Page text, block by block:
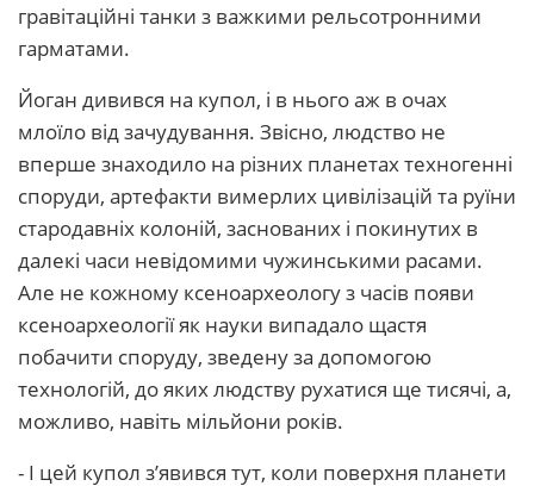
гравітаційні танки з важкими рельсотронними
гарматами.
Йоган дивився на купол, і в нього аж в очах
млоїло від зачудування. Звісно, людство не
вперше знаходило на різних планетах техногенні
споруди, артефакти вимерлих цивілізацій та руїни
стародавніх колоній, заснованих і покинутих в
далекі часи невідомими чужинськими расами.
Але не кожному ксеноархеологу з часів появи
ксеноархеології як науки випадало щастя
побачити споруду, зведену за допомогою
технологій, до яких людству рухатися ще тисячі, а,
можливо, навіть мільйони років.
- І цей купол з’явився тут, коли поверхня планети